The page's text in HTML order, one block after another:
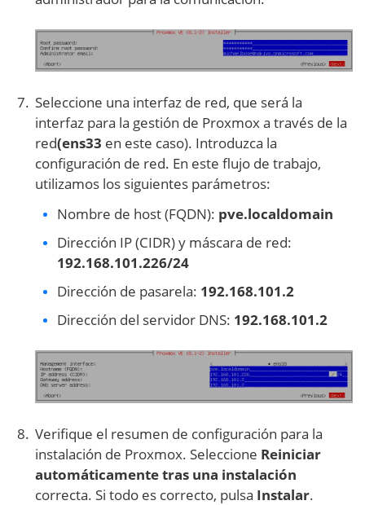
Seleccione una interfaz de red, que será la
interfaz para la gestión de Proxmox a través de la
red(ens33 en este caso). Introduzca la
configuración de red. En este flujo de trabajo,
utilizamos los siguientes parámetros:
Nombre de host (FQDN): pve.localdomain
Dirección IP (CIDR) y máscara de red:
192.168.101.226/24
Dirección de pasarela: 192.168.101.2
Dirección del servidor DNS: 192.168.101.2
Verifique el resumen de configuración para la
instalación de Proxmox. Seleccione Reiniciar
automáticamente tras una instalación
correcta. Si todo es correcto, pulsa Instalar.